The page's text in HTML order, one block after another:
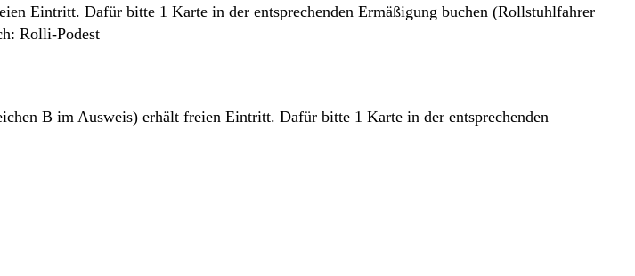
Eintritt. Dafür bitte 1 Karte in der entsprechenden Ermäßigung buchen (Rollstuhlfahrer
Rolli-Podest
B im Ausweis) erhält freien Eintritt. Dafür bitte 1 Karte in der entsprechenden